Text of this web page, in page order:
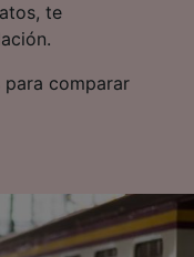
te
comparar